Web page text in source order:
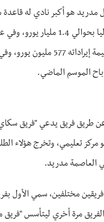
جامعة هارفارد عام 2007 أن نادي ريال مدريد
تعليمي، وتخرج هؤلاء
العاصمة مدريد.
1900 ثم انقسم الفريق إلي فريقين